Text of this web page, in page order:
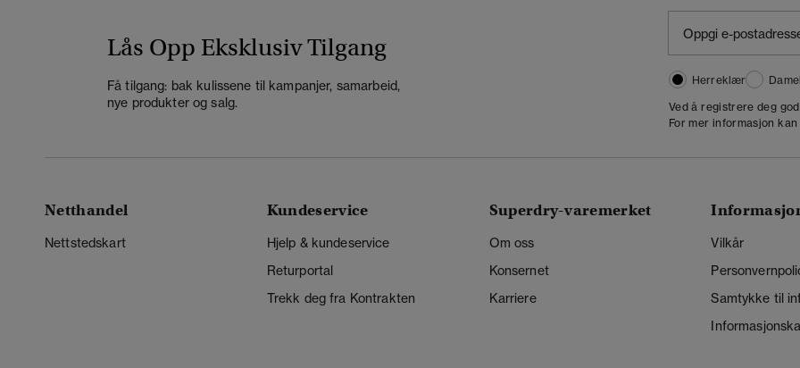
Lås Opp Eksklusiv Tilgang
Få tilgang: bak kulissene til kampanjer, samarbeid,
nye produkter og salg.
Herreklær
Ved å registrere deg
For mer informasjon
Netthandel
Nettstedskart
Kundeservice
Hjelp & kundeservice
Returportal
Trekk deg fra Kontrakten
Superdry-varemerket
Om oss
Konsernet
Karriere
Vilkår
Samtykke til